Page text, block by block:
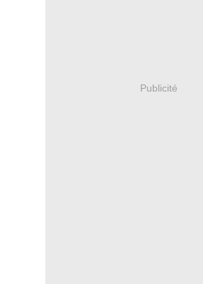
Publicité